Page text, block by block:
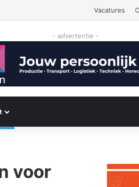
Vacatures
- advertentie -
voor
–